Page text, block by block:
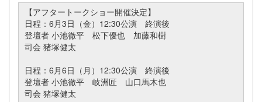
【アフタートークショー開催決定】
日程：6月3日（金）12:30公演 終演後
登壇者 小池徹平 松下優也 加藤和樹
司会 猪塚健太
日程：6月6日（月）12:30公演 終演後
登壇者 小池徹平 岐洲匠 山口馬木也
司会 猪塚健太